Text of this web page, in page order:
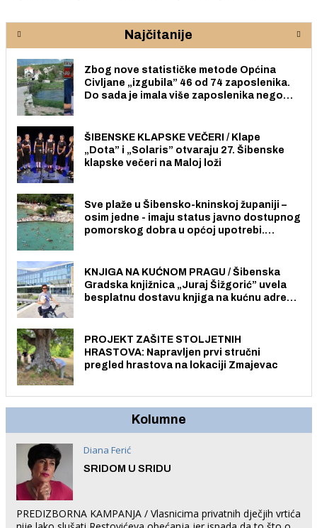
Najčitanije
Zbog nove statističke metode Općina
Civljane „izgubila” 46 od 74 zaposlenika.
Do sada je imala više zaposlenika nego
ŠIBENSKE KLAPSKE VEČERI / Klape
„Dota” i „Solaris” otvaraju 27. Šibenske
klapske večeri na Maloj loži
Sve plaže u Šibensko-kninskoj županiji –
osim jedne - imaju status javno dostupnog
pomorskog dobra u općoj upotrebi.
KNJIGA NA KUĆNOM PRAGU / Šibenska
Gradska knjižnica „Juraj Šižgorić” uvela
besplatnu dostavu knjiga na kućnu adresu
PROJEKT ZAŠITE STOLJETNIH
HRASTOVA: Napravljen prvi stručni
pregled hrastova na lokaciji Zmajevac
Kolumne
Diana Ferić
SRIDOM U SRIDU
PREDIZBORNA KAMPANJA / Vlasnicima privatnih dječjih vrtića